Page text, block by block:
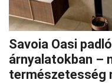
Savoia Oasi
árnyalatokban –
természetesség